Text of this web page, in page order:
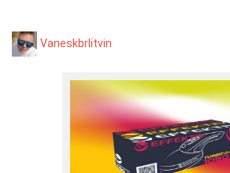
Vaneskbrlitvin